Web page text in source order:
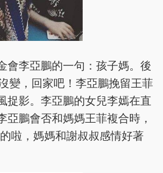
會李亞鵬的一句：孩子媽。後
變，回家吧！李亞鵬挽留王菲
捉影。李亞鵬的女兒李嫣在直
亞鵬會否和媽媽王菲複合時，
啦，媽媽和謝叔叔感情好著